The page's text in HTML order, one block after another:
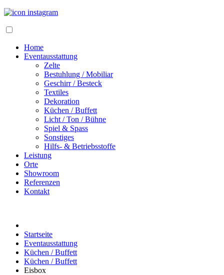
Home
Eventausstattung
Zelte
Bestuhlung / Mobiliar
Geschirr / Besteck
Textiles
Dekoration
Küchen / Buffett
Licht / Ton / Bühne
Spiel & Spass
Sonstiges
Hilfs- & Betriebsstoffe
Leistung
Orte
Showroom
Referenzen
Kontakt
Startseite
Eventausstattung
Küchen / Buffett
Küchen / Buffett
Eisbox